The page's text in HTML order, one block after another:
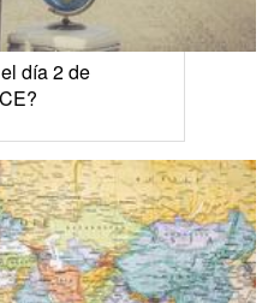
día 2 de